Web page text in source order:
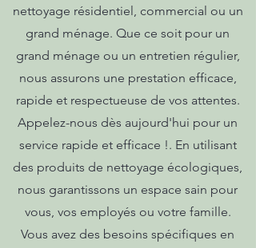
nettoyage résidentiel, commercial ou un
grand ménage. Que ce soit pour un
grand ménage ou un entretien régulier,
nous assurons une prestation efficace,
rapide et respectueuse de vos attentes.
Appelez-nous dès aujourd'hui pour un
service rapide et efficace !. En utilisant
des produits de nettoyage écologiques,
nous garantissons un espace sain pour
vous, vos employés ou votre famille.
Vous avez des besoins spécifiques en